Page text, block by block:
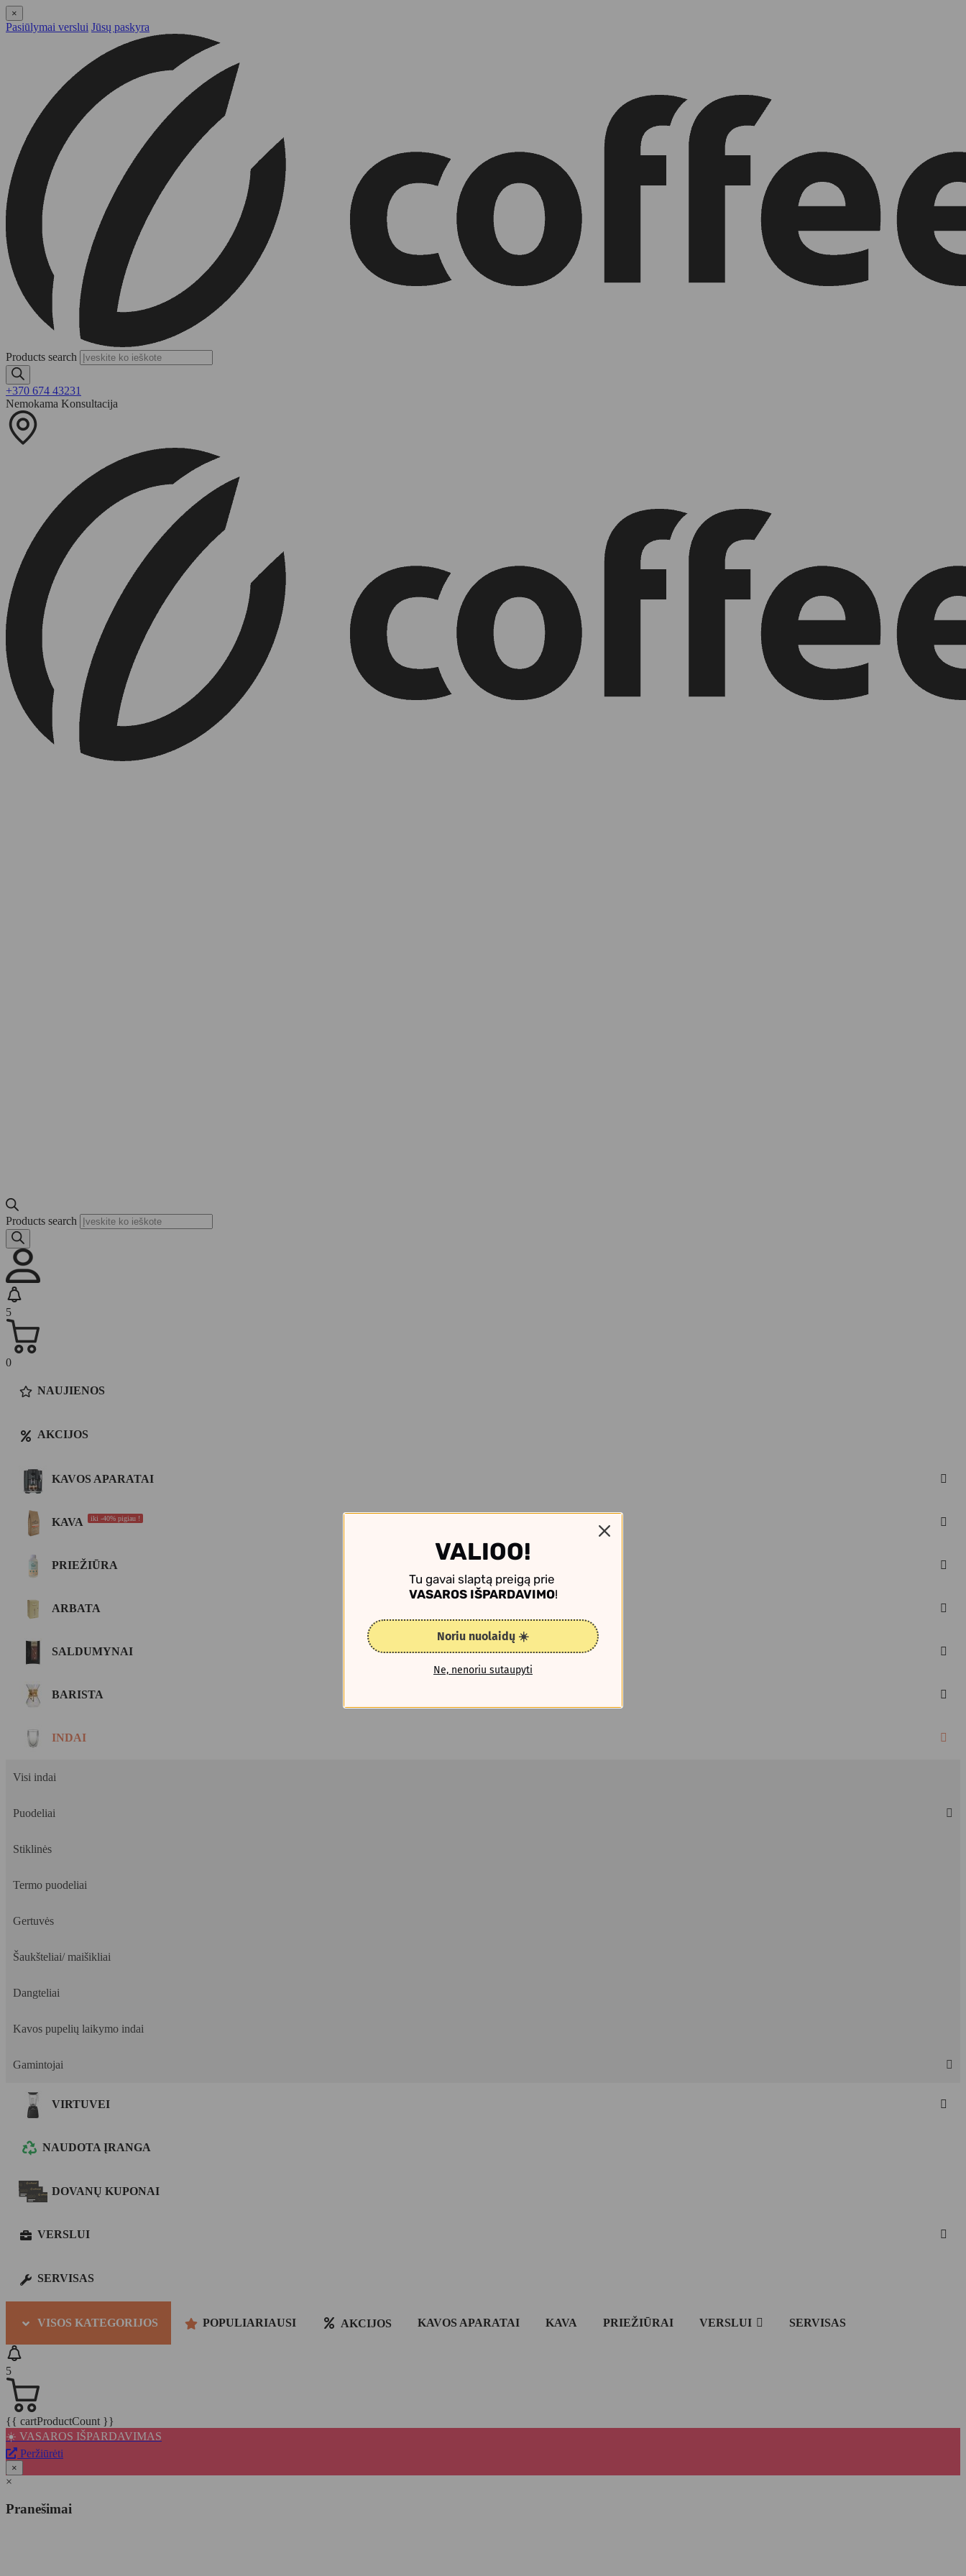
×
Pasiūlymai verslui Jūsų paskyra
Products search
+370 674 43231
Nemokama Konsultacija
Products search
5
0
NAUJIENOS
AKCIJOS
KAVOS APARATAI
KAVA iki -40% pigiau !
PRIEŽIŪRA
ARBATA
SALDUMYNAI
BARISTA
INDAI
Visi indai
Puodeliai
Stiklinės
Termo puodeliai
Gertuvės
Šaukšteliai/ maišikliai
Dangteliai
Kavos pupelių laikymo indai
Gamintojai
VIRTUVEI
NAUDOTA ĮRANGA
DOVANŲ KUPONAI
VERSLUI
SERVISAS
VISOS KATEGORIJOS POPULIARIAUSI AKCIJOS KAVOS APARATAI KAVA PRIEŽIŪRAI VERSLUI SERVISAS
5
{{ cartProductCount }}
☀️ VASAROS IŠPARDAVIMAS
Peržiūrėti
×
×
Pranešimai
VALIOO!
Tu gavai slaptą preigą prie
VASAROS IŠPARDAVIMO!
Noriu nuolaidų ☀️
Ne, nenoriu sutaupyti